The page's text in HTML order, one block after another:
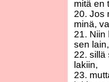
mitä en
20. Jos
minä,
21. Niin
sen
22. sillä
lakiin,
23.